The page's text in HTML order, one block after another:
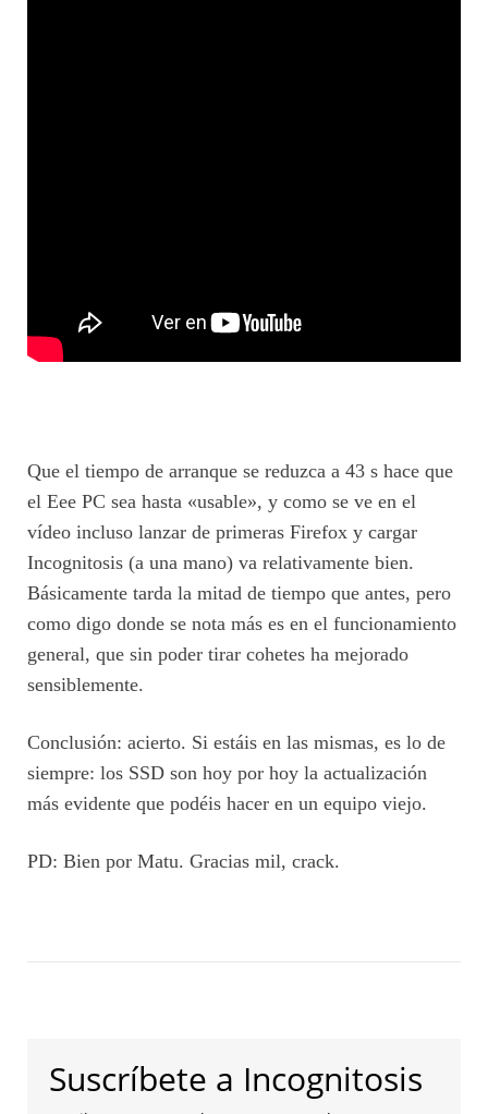
Que el tiempo de arranque se reduzca a 43 s hace que
el Eee PC sea hasta «usable», y como se ve en el
vídeo incluso lanzar de primeras Firefox y cargar
Incognitosis (a una mano) va relativamente bien.
Básicamente tarda la mitad de tiempo que antes, pero
como digo donde se nota más es en el funcionamiento
general, que sin poder tirar cohetes ha mejorado
sensiblemente.
Conclusión: acierto. Si estáis en las mismas, es lo de
siempre: los SSD son hoy por hoy la actualización
más evidente que podéis hacer en un equipo viejo.
PD: Bien por Matu. Gracias mil, crack.
Suscríbete a Incognitosis